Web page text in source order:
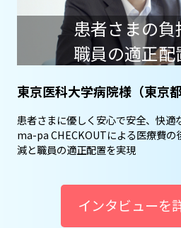
患者さまの負
職員の適正
東京医科大学病院様（東京都
患者さまに優しく安心で安全、快適
ma-pa CHECKOUTによる医療費の
減と職員の適正配置を実現
インタビューを